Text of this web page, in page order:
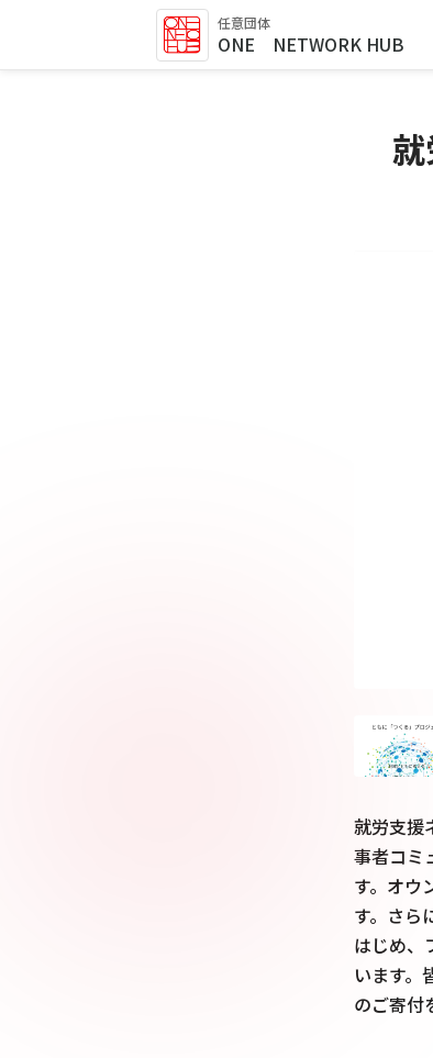
任意団体
ONE NETWORK HUB
就労支援
事者コミ
す。オウ
す。さら
はじめ、
います。
のご寄付